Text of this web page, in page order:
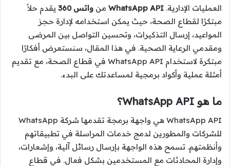
العمليات الإدارية. WhatsApp API من واتس 360
يقدم حلاً
مبتكرًا لقطاع الصحة، حيث يمكن استخدامه لإدارة حجز
المواعيد، إرسال التذكيرات، وتحسين التواصل بين المرضى
ومقدمي الرعاية الصحية. في هذا المقال، سنستعرض أفكارًا
مبتكرة لاستخدام WhatsApp API في قطاع الصحة، مع تقديم
أمثلة عملية وأكواد برمجية لمساعدتك على البدء.
ما هو WhatsApp API؟
WhatsApp API هي واجهة برمجة تقدمها شركة WhatsApp
للشركات والمطورين لدمج خدمات المراسلة في تطبيقاتهم
وأنظمتهم. تسمح هذه الواجهة بإرسال رسائل آلية، وإشعارات،
وإدارة المحادثات مع المستخدمين بشكل فعال. في قطاع